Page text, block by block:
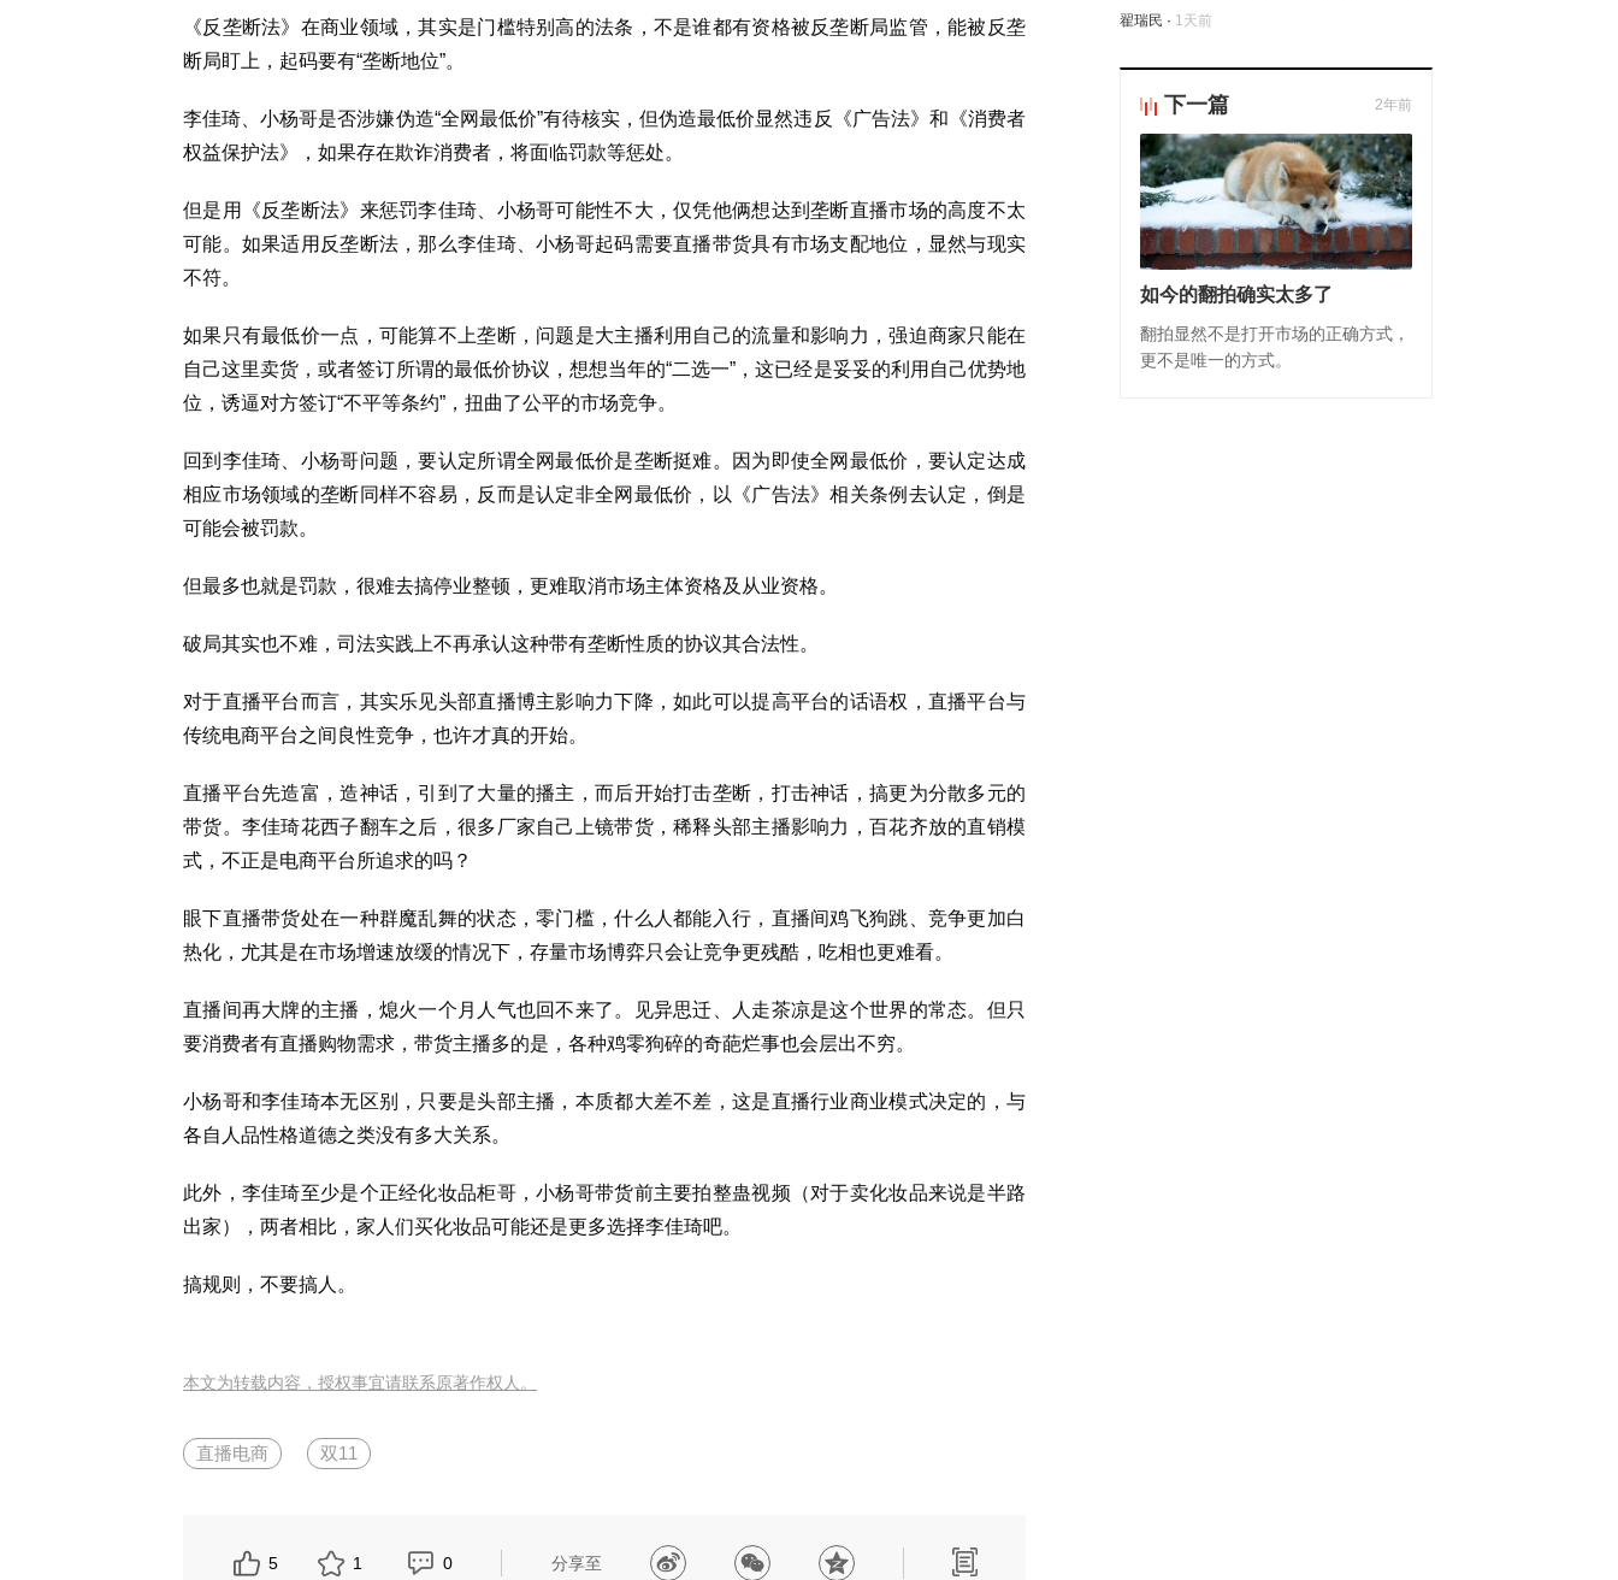
《反垄断法》在商业领域，其实是门槛特别高的法条，不是谁都有资格被反垄断局监管，能被反垄
断局盯上，起码要有“垄断地位”。
李佳琦、小杨哥是否涉嫌伪造“全网最低价”有待核实，但伪造最低价显然违反《广告法》和《消费者
权益保护法》，如果存在欺诈消费者，将面临罚款等惩处。
但是用《反垄断法》来惩罚李佳琦、小杨哥可能性不大，仅凭他俩想达到垄断直播市场的高度不太
可能。如果适用反垄断法，那么李佳琦、小杨哥起码需要直播带货具有市场支配地位，显然与现实
不符。
如果只有最低价一点，可能算不上垄断，问题是大主播利用自己的流量和影响力，强迫商家只能在
自己这里卖货，或者签订所谓的最低价协议，想想当年的“二选一”，这已经是妥妥的利用自己优势地
位，诱逼对方签订“不平等条约”，扭曲了公平的市场竞争。
回到李佳琦、小杨哥问题，要认定所谓全网最低价是垄断挺难。因为即使全网最低价，要认定达成
相应市场领域的垄断同样不容易，反而是认定非全网最低价，以《广告法》相关条例去认定，倒是
可能会被罚款。
但最多也就是罚款，很难去搞停业整顿，更难取消市场主体资格及从业资格。
破局其实也不难，司法实践上不再承认这种带有垄断性质的协议其合法性。
对于直播平台而言，其实乐见头部直播博主影响力下降，如此可以提高平台的话语权，直播平台与
传统电商平台之间良性竞争，也许才真的开始。
直播平台先造富，造神话，引到了大量的播主，而后开始打击垄断，打击神话，搞更为分散多元的
带货。李佳琦花西子翻车之后，很多厂家自己上镜带货，稀释头部主播影响力，百花齐放的直销模
式，不正是电商平台所追求的吗？
眼下直播带货处在一种群魔乱舞的状态，零门槛，什么人都能入行，直播间鸡飞狗跳、竞争更加白
热化，尤其是在市场增速放缓的情况下，存量市场博弈只会让竞争更残酷，吃相也更难看。
直播间再大牌的主播，熄火一个月人气也回不来了。见异思迁、人走茶凉是这个世界的常态。但只
要消费者有直播购物需求，带货主播多的是，各种鸡零狗碎的奇葩烂事也会层出不穷。
小杨哥和李佳琦本无区别，只要是头部主播，本质都大差不差，这是直播行业商业模式决定的，与
各自人品性格道德之类没有多大关系。
此外，李佳琦至少是个正经化妆品柜哥，小杨哥带货前主要拍整蛊视频（对于卖化妆品来说是半路
出家），两者相比，家人们买化妆品可能还是更多选择李佳琦吧。
搞规则，不要搞人。
本文为转载内容，授权事宜请联系原著作权人。
直播电商 双11
5 1 0 分享至
翟瑞民 · 1天前
下一篇 2年前
如今的翻拍确实太多了
翻拍显然不是打开市场的正确方式，
更不是唯一的方式。